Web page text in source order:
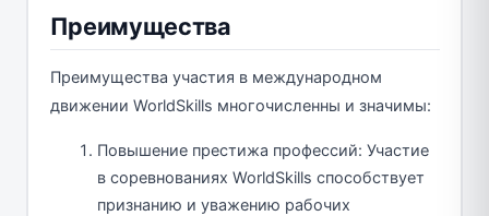
Преимущества
Преимущества участия в международном
движении WorldSkills многочисленны и значимы:
Повышение престижа профессий: Участие
в соревнованиях WorldSkills способствует
признанию и уважению рабочих